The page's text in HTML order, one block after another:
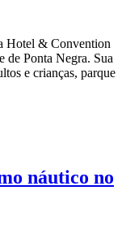
Hotel & Convention
de Ponta Negra. Sua
e crianças, parque
náutico no